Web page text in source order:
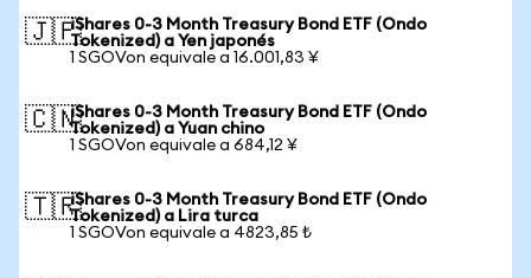
🇯🇵iShares 0-3 Month Treasury Bond ETF (Ondo
Tokenized) a Yen japonés
1 SGOVon equivale a 16.001,83 ¥
🇨🇳iShares 0-3 Month Treasury Bond ETF (Ondo
Tokenized) a Yuan chino
1 SGOVon equivale a 684,12 ¥
🇹🇷iShares 0-3 Month Treasury Bond ETF (Ondo
Tokenized) a Lira turca
1 SGOVon equivale a 4823,85 ₺